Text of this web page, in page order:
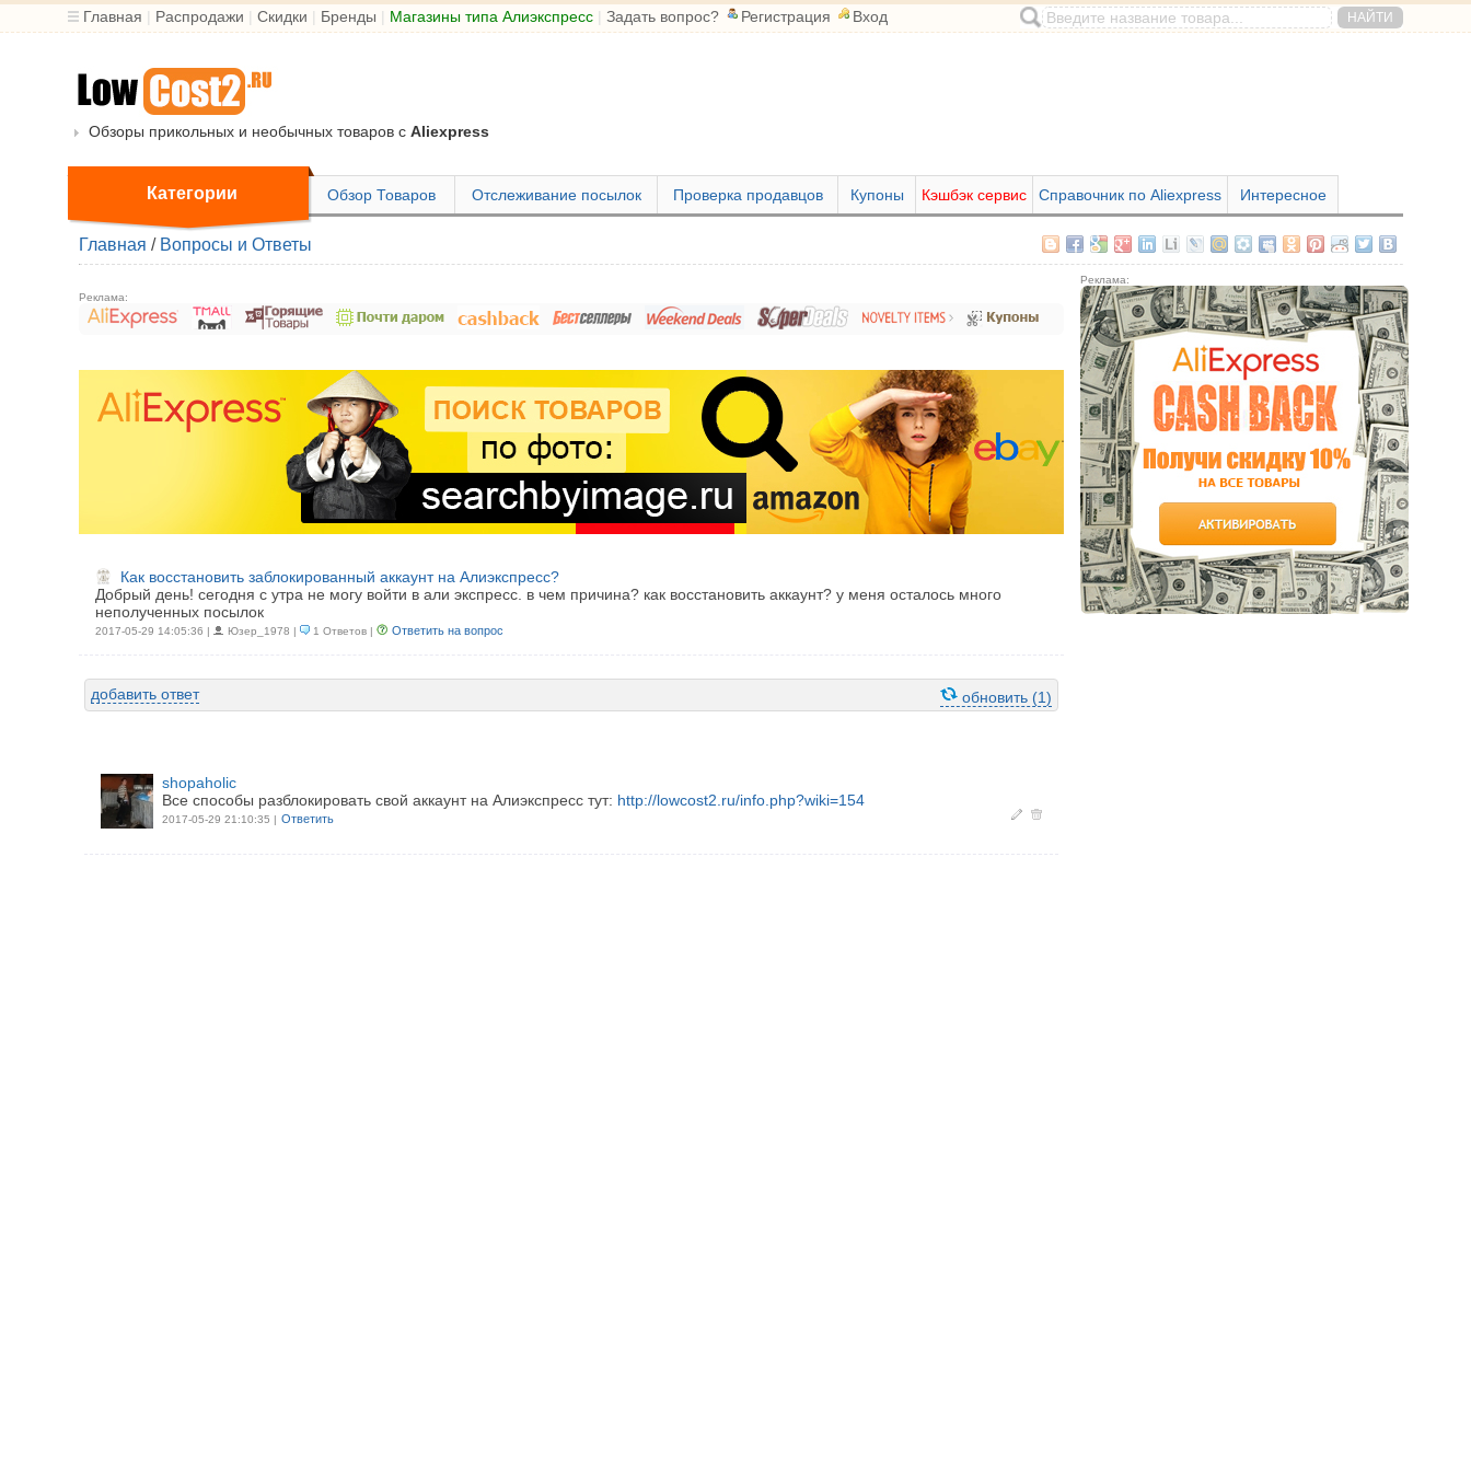
Главная | Распродажи | Скидки | Бренды | Магазины типа Алиэкспресс | Задать вопрос? Регистрация Вход
Обзоры прикольных и необычных товаров с Aliexpress
Категории Обзор Товаров Отслеживание посылок Проверка продавцов Купоны Кэшбэк сервис Справочник по Aliexpress Интересное
Главная / Вопросы и Ответы
Реклама:
Как восстановить заблокированный аккаунт на Алиэкспресс?
Добрый день! сегодня с утра не могу войти в али экспресс. в чем причина? как восстановить аккаунт? у меня осталось много
неполученных посылок
2017-05-29 14:05:36 | Юзер_1978 | 1 Ответов | Ответить на вопрос
добавить ответ обновить (1)
shopaholic
Все способы разблокировать свой аккаунт на Алиэкспресс тут: http://lowcost2.ru/info.php?wiki=154
2017-05-29 21:10:35 | Ответить
Реклама: